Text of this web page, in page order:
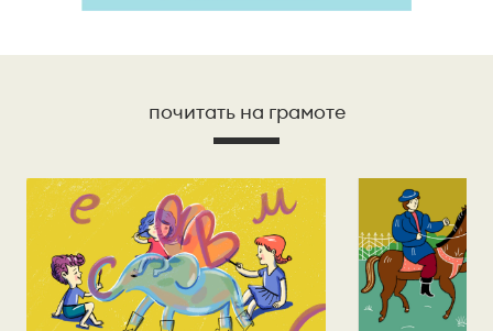
почитать на грамоте